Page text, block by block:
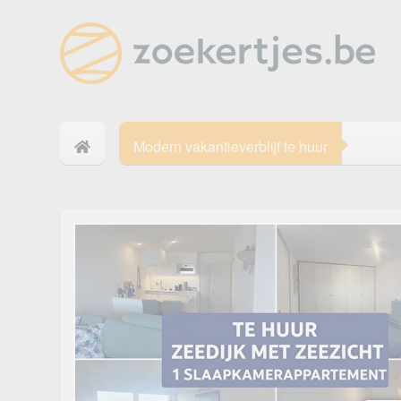
Modern vakantieverblijf te huur